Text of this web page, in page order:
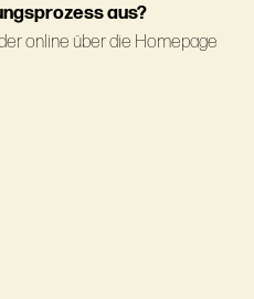
aus?
online über die Homepage